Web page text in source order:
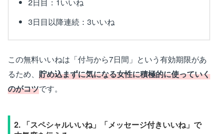
2日目：1いいね
3日目以降連続：3いいね
この無料いいねは「付与から7日間」という有効期限があ
るため、 貯め込まずに気になる女性に積極的に使っていく
のがコツです。
2. 「スペシャルいいね」「メッセージ付きいいね」で